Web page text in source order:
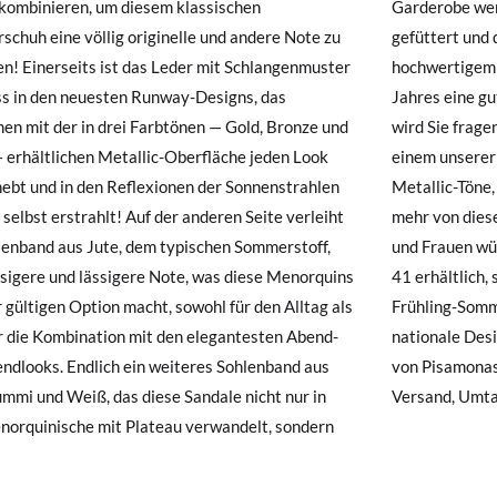
um diesem klassischen
eine völlig originelle und andere Note zu
in den neuesten Runway-Designs, das
mit der in drei Farbtönen — Gold, Bronze und
erhältlichen Metallic-Oberfläche jeden Look
und in den Reflexionen der Sonnenstrahlen
Auf der anderen Seite verleiht
aus Jute, dem typischen Sommerstoff,
und lässigere Note, was diese Menorquins
gültigen Option macht, sowohl für den Alltag als
die Kombination mit den elegantesten Abend-
Endlich ein weiteres Sohlenband aus
und Weiß, das diese Sandale nicht nur in
mit Plateau verwandelt, sondern
werden! Die Schaufel ist innen mit Leder
und die Sohle besteht ebenfalls aus
des
gute Atmungsaktivität garantiert. Jeder
fragen, wo sie diese Menorquins online oder in
Geschäfte kaufen können! Animalprint,
Töne, Jute und Plateau! Was kann man sich
Leder für Mädchen
wünschen? Nun, es ist in den Größen 32 bis
sodass Töchter und Mütter diesen
Sommer zusammen passen und das beste
Design tragen können, mit der ganzen Qualität
Und wie immer mit kostenlosem
Versand,
Schuhe ankommen und nicht ganz Ihren Vorstellungen
beantragen.
ein Kundenkonto haben, loggen Sie sich einfach ein, um den
Sie bitte unsereRuecksendungund geben Sie Ihre
ein. Ein Rücksendeetikett wird Ihnen dann automatisch an Ihr
Artikel umzutauschen, senden Sie bitte Ihr ursprüngliches Paar
einer Postfiliale zurück und geben Sie eine neue Bestellung für
Stil auf.
32 33 34 36
21,6 23,6